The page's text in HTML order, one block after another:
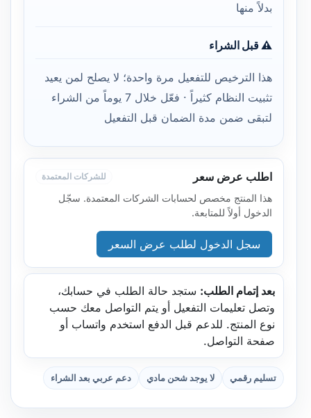
بدلاً منها
⚠️ قبل الشراء
هذا الترخيص للتفعيل مرة واحدة؛ لا يصلح لمن يعيد
تثبيت النظام كثيراً · فعّل خلال 7 يوماً من الشراء
لتبقى ضمن مدة الضمان قبل التفعيل
اطلب عرض سعر للشركات المعتمدة
هذا المنتج مخصص لحسابات الشركات المعتمدة. سجّل
الدخول أولاً للمتابعة.
سجل الدخول لطلب عرض السعر
بعد إتمام الطلب: ستجد حالة الطلب في حسابك،
وتصل تعليمات التفعيل أو يتم التواصل معك حسب
نوع المنتج. للدعم قبل الدفع استخدم واتساب أو
صفحة التواصل.
تسليم رقمي لا يوجد شحن مادي دعم عربي بعد الشراء